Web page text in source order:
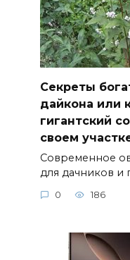
Секреты
дайкона или
гигантский
своем
Современное
для дачников и
0 186